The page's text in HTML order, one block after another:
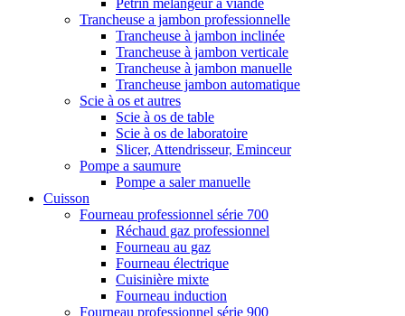
Petrin melangeur à viande
Trancheuse a jambon professionnelle
Trancheuse à jambon inclinée
Trancheuse à jambon verticale
Trancheuse à jambon manuelle
Trancheuse jambon automatique
Scie à os et autres
Scie à os de table
Scie à os de laboratoire
Slicer, Attendrisseur, Eminceur
Pompe a saumure
Pompe a saler manuelle
Cuisson
Fourneau professionnel série 700
Réchaud gaz professionnel
Fourneau au gaz
Fourneau électrique
Cuisinière mixte
Fourneau induction
Fourneau professionnel série 900